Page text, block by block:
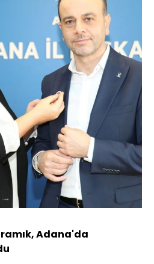
Adana'da